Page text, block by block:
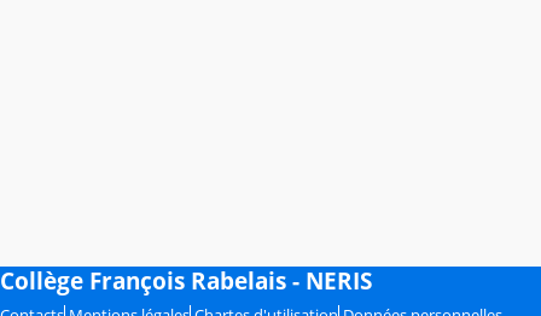
Collège François Rabelais - NERIS